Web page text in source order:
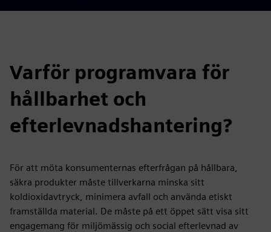
Varför programvara för
hållbarhet och
efterlevnadshantering?
För att möta konsumenternas efterfrågan på hållbara,
säkra produkter måste tillverkarna minska sitt
koldioxidavtryck, minimera avfall och använda etiskt
framställda material. De måste på ett öppet sätt visa sitt
engagemang för miljömässig och social efterlevnad av